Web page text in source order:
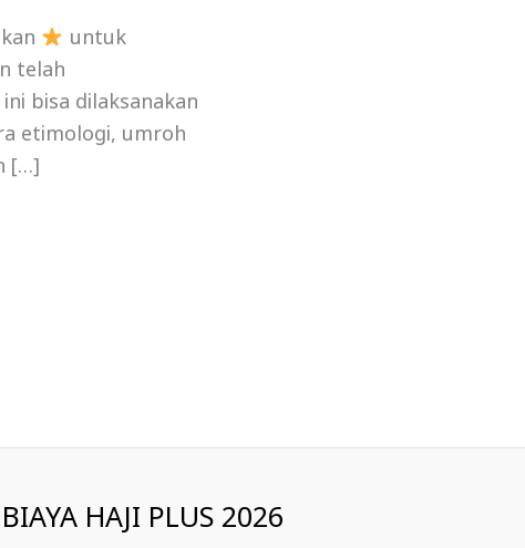
untuk
telah
bisa dilaksanakan
etimologi, umroh
[…]
BIAYA HAJI PLUS 2026